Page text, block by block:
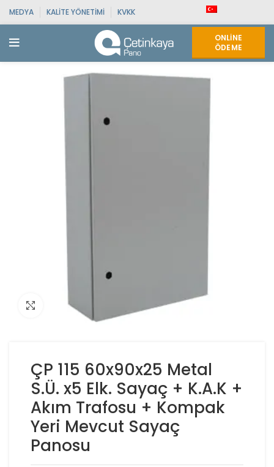
MEDYA KALITE YÖNETIMI KVKK
ONLINE
ÖDEME
Click to enlarge
ÇP 115 60x90x25 Metal
S.Ü. x5 Elk. Sayaç + K.A.K +
Akım Trafosu + Kompak
Yeri Mevcut Sayaç
Panosu